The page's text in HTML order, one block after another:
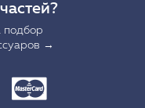
подбор
→